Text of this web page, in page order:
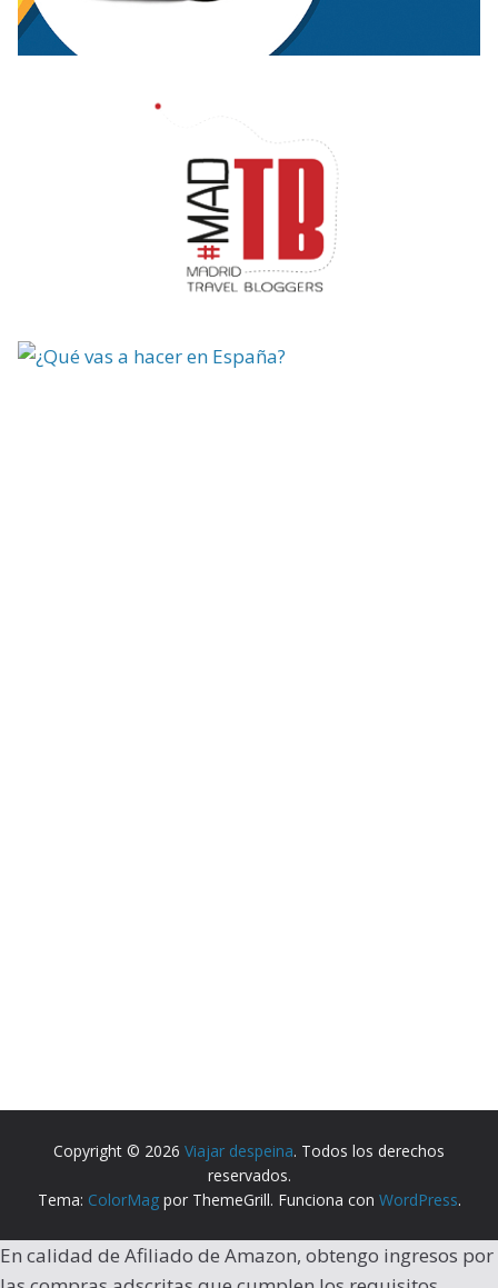
Copyright © 2026 Viajar despeina. Todos los derechos
reservados.
Tema: ColorMagpor ThemeGrill. Funciona con WordPress.
En calidad de Afiliado de Amazon, obtengo ingresos por